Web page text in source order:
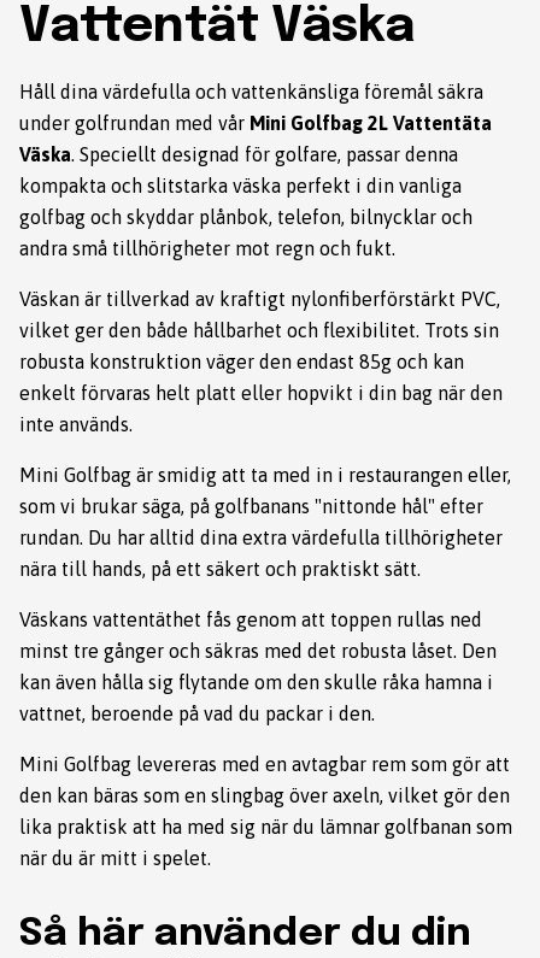
Vattentät Väska
Håll dina värdefulla och vattenkänsliga föremål säkra
under golfrundan med vår Mini Golfbag 2L Vattentäta
Väska. Speciellt designad för golfare, passar denna
kompakta och slitstarka väska perfekt i din vanliga
golfbag och skyddar plånbok, telefon, bilnycklar och
andra små tillhörigheter mot regn och fukt.
Väskan är tillverkad av kraftigt nylonfiberförstärkt PVC,
vilket ger den både hållbarhet och flexibilitet. Trots sin
robusta konstruktion väger den endast 85g och kan
enkelt förvaras helt platt eller hopvikt i din bag när den
inte används.
Mini Golfbag är smidig att ta med in i restaurangen eller,
som vi brukar säga, på golfbanans "nittonde hål" efter
rundan. Du har alltid dina extra värdefulla tillhörigheter
nära till hands, på ett säkert och praktiskt sätt.
Väskans vattentäthet fås genom att toppen rullas ned
minst tre gånger och säkras med det robusta låset. Den
kan även hålla sig flytande om den skulle råka hamna i
vattnet, beroende på vad du packar i den.
Mini Golfbag levereras med en avtagbar rem som gör att
den kan bäras som en slingbag över axeln, vilket gör den
lika praktisk att ha med sig när du lämnar golfbanan som
när du är mitt i spelet.
Så här använder du din